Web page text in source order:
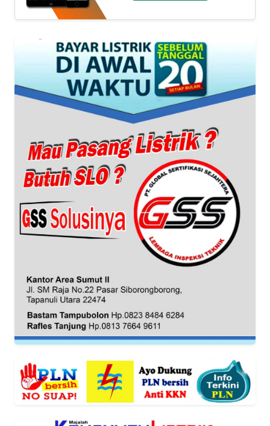
KAMI
PEDOMAN
REDAKSI
DISCLAIMER
Wahana
News
Regional
WN
JAKARTA
WN
JABAR
WN
BANTEN